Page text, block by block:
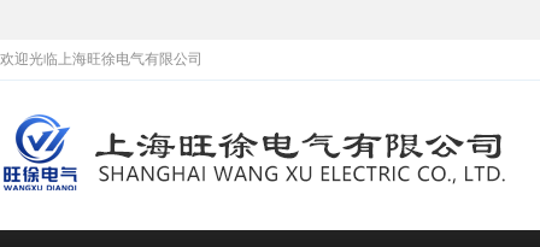
欢迎光临上海旺徐电气有限公司